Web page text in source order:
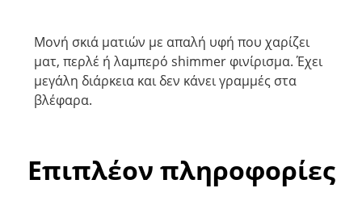
Μονή σκιά ματιών με απαλή υφή που χαρίζει
ματ, περλέ ή λαμπερό shimmer φινίρισμα. Έχει
μεγάλη διάρκεια και δεν κάνει γραμμές στα
βλέφαρα.
Επιπλέον πληροφορίες